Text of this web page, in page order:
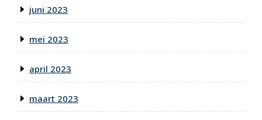
juni 2023
mei 2023
april 2023
maart 2023